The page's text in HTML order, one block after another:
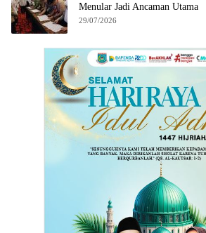
Menular Jadi Ancaman Utama
29/07/2026